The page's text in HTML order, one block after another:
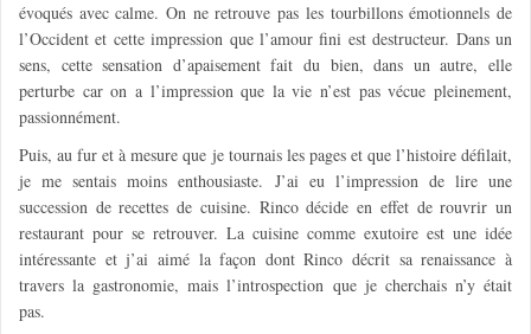
évoqués avec calme. On ne retrouve pas les tourbillons émotionnels de
l’Occident et cette impression que l’amour fini est destructeur. Dans un
sens, cette sensation d’apaisement fait du bien, dans un autre, elle
perturbe car on a l’impression que la vie n’est pas vécue pleinement,
passionnément.
Puis, au fur et à mesure que je tournais les pages et que l’histoire défilait,
je me sentais moins enthousiaste. J’ai eu l’impression de lire une
succession de recettes de cuisine. Rinco décide en effet de rouvrir un
restaurant pour se retrouver. La cuisine comme exutoire est une idée
intéressante et j’ai aimé la façon dont Rinco décrit sa renaissance à
travers la gastronomie, mais l’introspection que je cherchais n’y était
pas.